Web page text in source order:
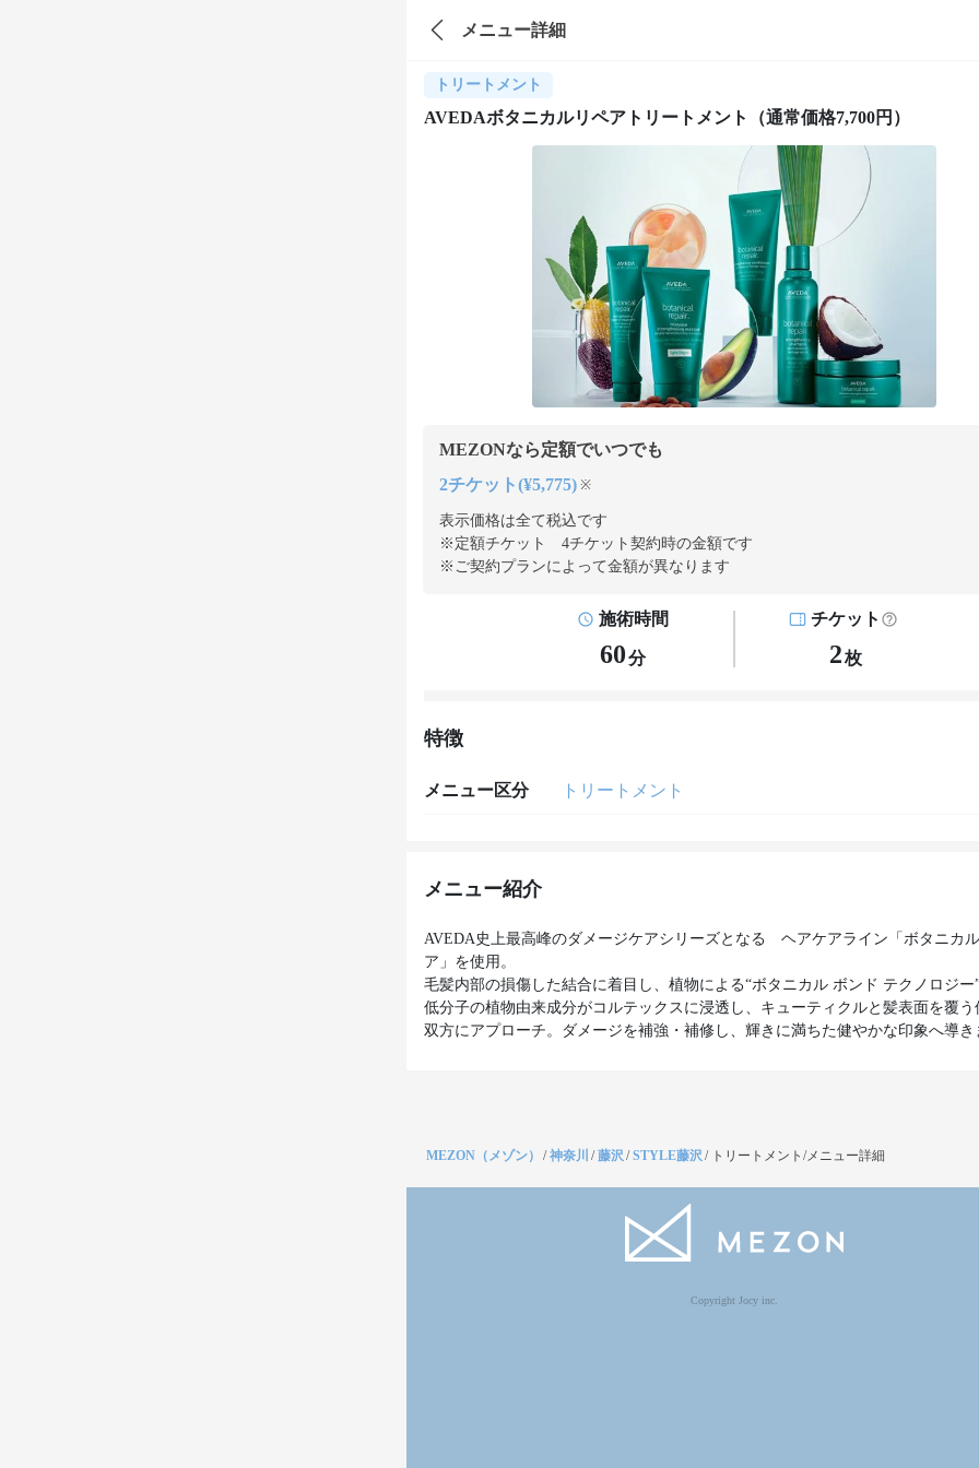
メニュー詳細
トリートメント
AVEDAボタニカルリペアトリートメント（通常価格7,700円）
MEZONなら定額でいつでも
2チケット(¥5,775) ※
表示価格は全て税込です
※定額チケット 4チケット契約時の金額です
※ご契約プランによって金額が異なります
施術時間
60分
チケット
2枚
特徴
メニュー区分 トリートメント
メニュー紹介
AVEDA史上最高峰のダメージケアシリーズとなる ヘアケアライン「ボタニカ
ア」を使用。
毛髪内部の損傷した結合に着目し、植物による“ボタニカル ボンド テクノロジー
低分子の植物由来成分がコルテックスに浸透し、キューティクルと髪表面を覆う
双方にアプローチ。ダメージを補強・補修し、輝きに満ちた健やかな印象へ導き
MEZON（メゾン） /神奈川 /藤沢 /STYLE藤沢 / トリートメント/メニュー詳細
Copyright Jocy inc.